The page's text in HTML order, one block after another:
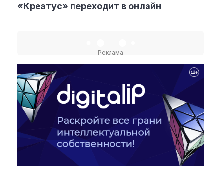
Рубрики
Искусство
Дизайн и мода
Реклама и маркетинг
Архитектура и урбанистика
Наука и технологии
Медиа
Образование
Издательское дело
«Креатус» переходит в онлайн
Реклама